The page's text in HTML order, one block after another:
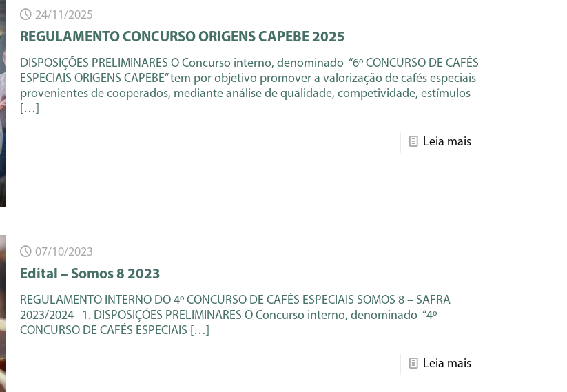
24/11/2025
REGULAMENTO CONCURSO ORIGENS CAPEBE 2025
DISPOSIÇÕES PRELIMINARES O Concurso interno, denominado “6º CONCURSO DE CAFÉS
ESPECIAIS ORIGENS CAPEBE” tem por objetivo promover a valorização de cafés especiais
provenientes de cooperados, mediante análise de qualidade, competividade, estímulos
[…]
Leia mais
07/10/2023
Edital – Somos 8 2023
REGULAMENTO INTERNO DO 4º CONCURSO DE CAFÉS ESPECIAIS SOMOS 8 – SAFRA
2023/2024 1. DISPOSIÇÕES PRELIMINARES O Concurso interno, denominado “4º
CONCURSO DE CAFÉS ESPECIAIS […]
Leia mais